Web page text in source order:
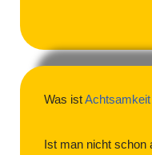
Was istAchtsamkeit
Ist man nicht schon